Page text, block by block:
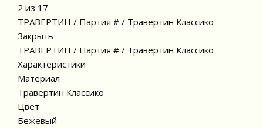
2 из 17
ТРАВЕРТИН / Партия # / Травертин Классико
Закрыть
ТРАВЕРТИН / Партия # / Травертин Классико
Характеристики
Материал
Травертин Классико
Цвет
Бежевый